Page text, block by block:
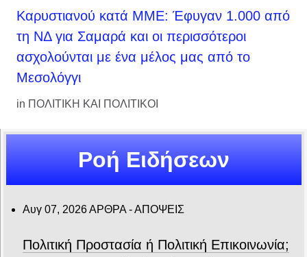
Καρυστιανού κατά ΜΜΕ: Έφυγαν 1.000 από
τη ΝΔ για Σαμαρά και οι περισσότεροι
ασχολούνται με ένα μέλος μας από το
Μεσολόγγι
in ΠΟΛΙΤΙΚΗ ΚΑΙ ΠΟΛΙΤΙΚΟΙ
Ροή Ειδήσεων
Αυγ 07, 2026ΑΡΘΡΑ - ΑΠΟΨΕΙΣ
Πολιτική Προστασία ή Πολιτική Επικοινωνία;